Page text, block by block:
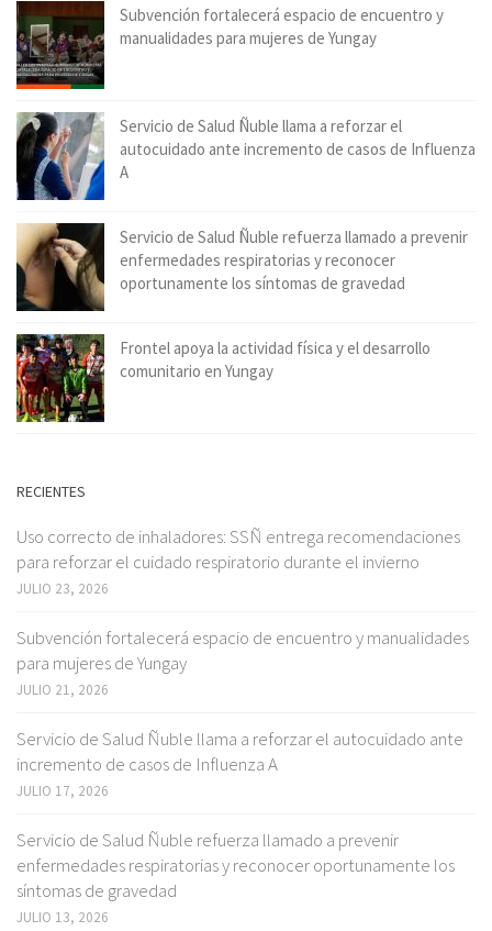
Subvención fortalecerá espacio de encuentro y
manualidades para mujeres de Yungay
Servicio de Salud Ñuble llama a reforzar el
autocuidado ante incremento de casos de Influenza
A
Servicio de Salud Ñuble refuerza llamado a prevenir
enfermedades respiratorias y reconocer
oportunamente los síntomas de gravedad
Frontel apoya la actividad física y el desarrollo
comunitario en Yungay
RECIENTES
Uso correcto de inhaladores: SSÑ entrega recomendaciones
para reforzar el cuidado respiratorio durante el invierno
JULIO 23, 2026
Subvención fortalecerá espacio de encuentro y manualidades
para mujeres de Yungay
JULIO 21, 2026
Servicio de Salud Ñuble llama a reforzar el autocuidado ante
incremento de casos de Influenza A
JULIO 17, 2026
Servicio de Salud Ñuble refuerza llamado a prevenir
enfermedades respiratorias y reconocer oportunamente los
síntomas de gravedad
JULIO 13, 2026